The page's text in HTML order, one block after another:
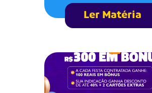
Ler Matéria